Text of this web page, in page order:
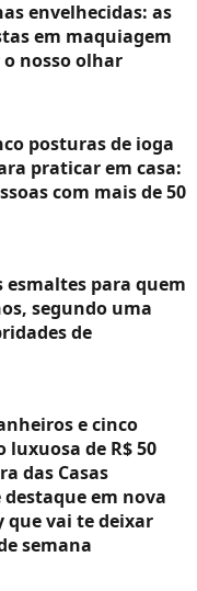
envelhecidas: as
em maquiagem
nosso olhar
posturas de ioga
praticar em casa:
com mais de 50
esmaltes para quem
segundo uma
de
e cinco
de R$ 50
das Casas
em nova
que vai te deixar
semana